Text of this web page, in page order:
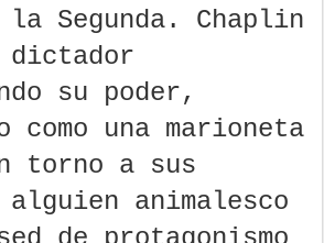
Segunda. Chaplin
dictador
su poder,
como una marioneta
torno a sus
alguien animalesco